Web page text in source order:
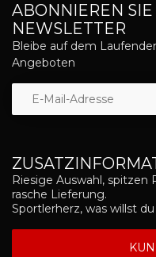
Riesige Auswahl, spitzen
rasche Lieferung.
Sportlerherz, was willst
ABONNIEREN
NEWSLETTER
Bleibe auf dem
Angeboten